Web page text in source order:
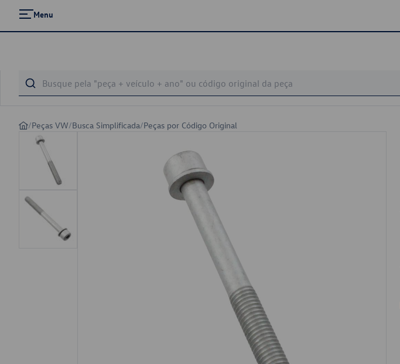
Menu
/Peças VW/Busca Simplificada/Peças por Código Original